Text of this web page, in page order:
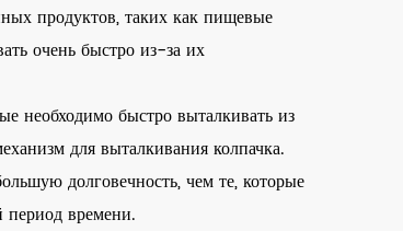
продуктов, таких как пищевые
очень быстро из-за их
необходимо быстро выталкивать из
для выталкивания колпачка.
долговечность, чем те, которые
времени.